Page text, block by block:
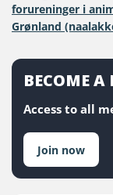
forureninger i
Grønland
BECOME A
Access to all
Join now